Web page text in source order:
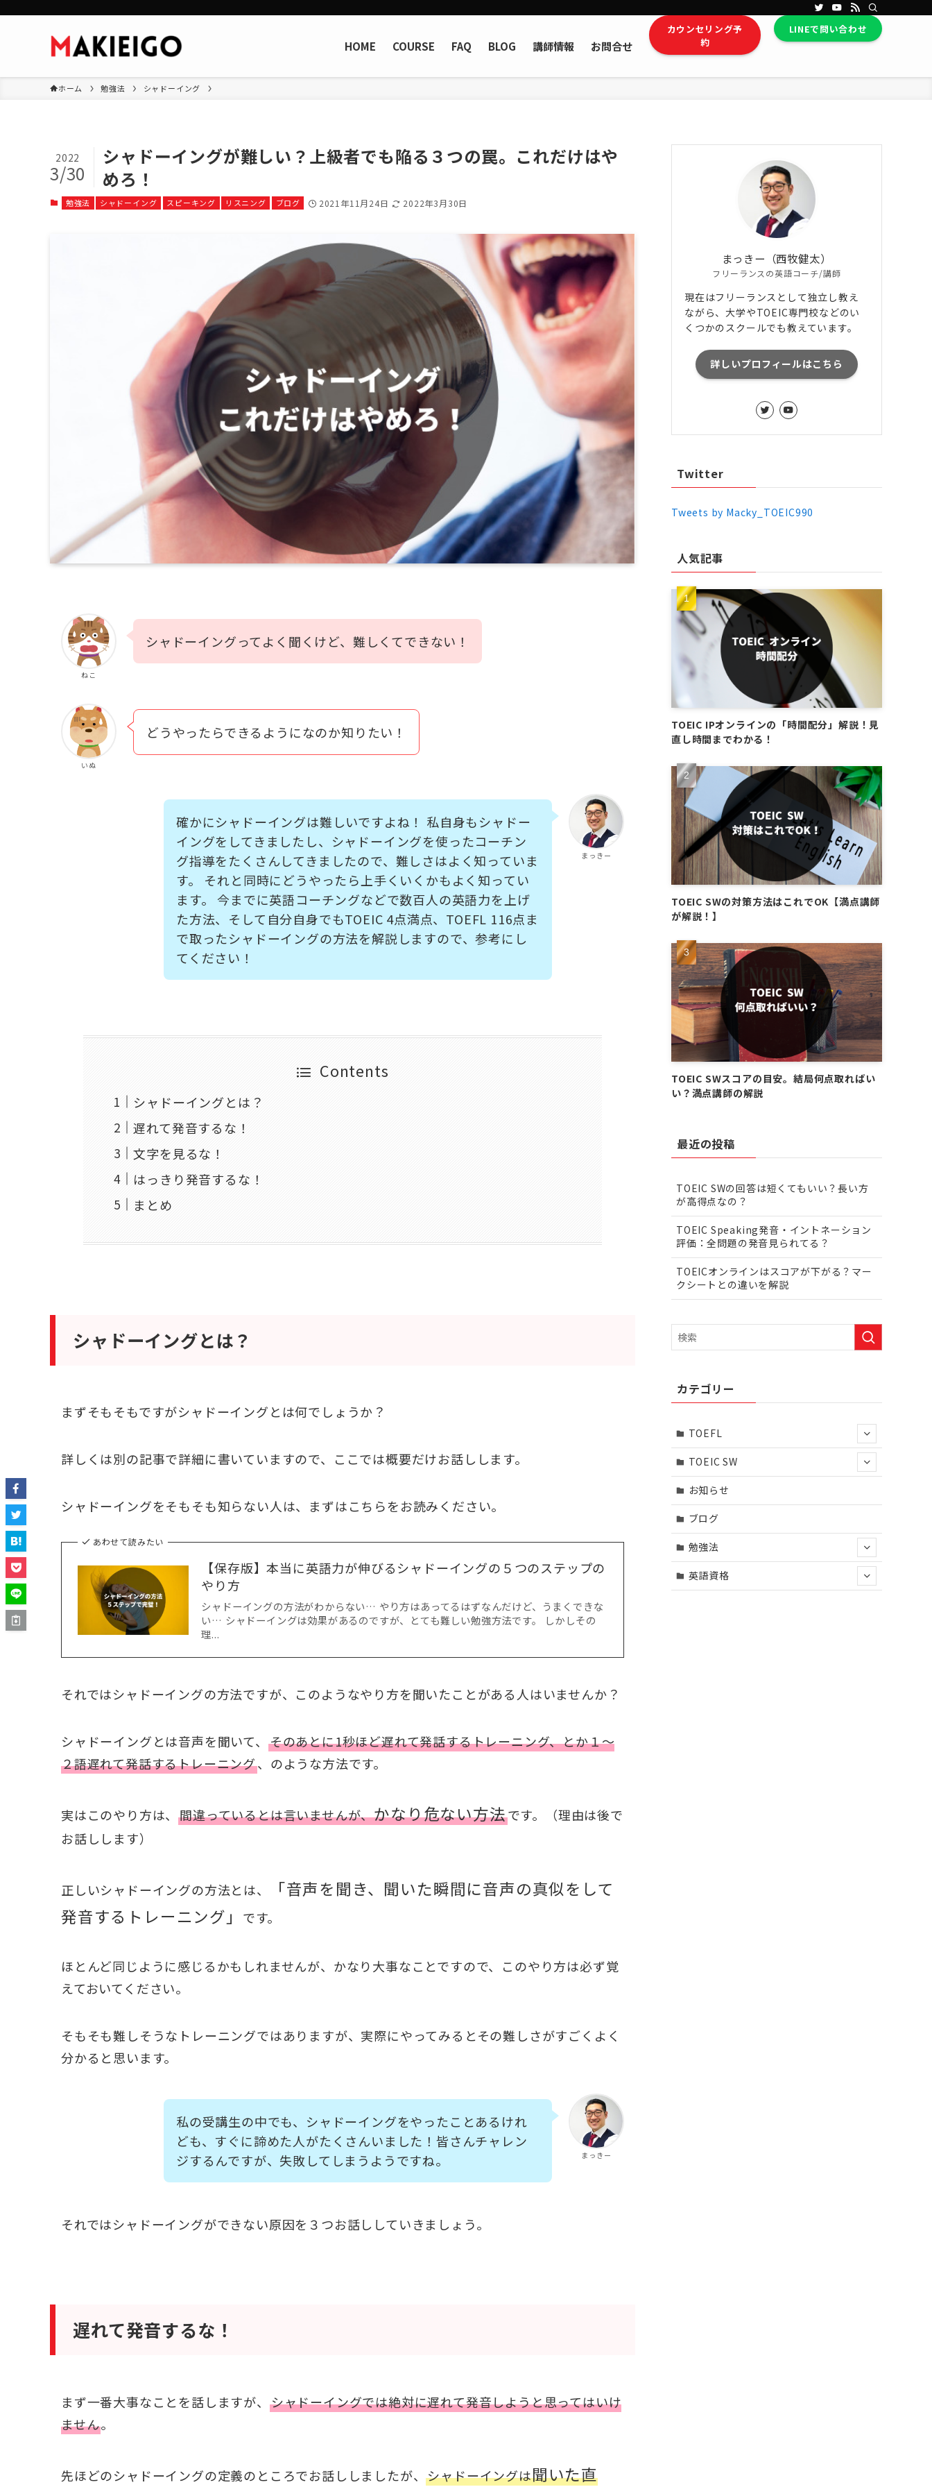
HOME COURSE FAQ BLOG 講師情報 お問合せ
カウンセリング予
約
LINEで問い合わせ
ホーム 勉強法 シャドーイング
シャドーイングが難しい？上級者でも陥る３つの罠。これだけはや
めろ！
2022
3/30
勉強法 シャドーイング スピーキング リスニング ブログ 2021年11月24日 2022年3月30日
ねこ
シャドーイングってよく聞くけど、難しくてできない！
いぬ
どうやったらできるようになのか知りたい！
まっきー
確かにシャドーイングは難しいですよね！ 私自身もシャドー
イングをしてきましたし、シャドーイングを使ったコーチン
グ指導をたくさんしてきましたので、難しさはよく知っていま
す。 それと同時にどうやったら上手くいくかもよく知ってい
ます。 今までに英語コーチングなどで数百人の英語力を上げ
た方法、そして自分自身でもTOEIC 4点満点、TOEFL 116点ま
で取ったシャドーイングの方法を解説しますので、参考にし
てください！
Contents
シャドーイングとは？
遅れて発音するな！
文字を見るな！
はっきり発音するな！
まとめ
シャドーイングとは？
まずそもそもですがシャドーイングとは何でしょうか？
詳しくは別の記事で詳細に書いていますので、ここでは概要だけお話しします。
シャドーイングをそもそも知らない人は、まずはこちらをお読みください。
あわせて読みたい
【保存版】本当に英語力が伸びるシャドーイングの５つのステップの
やり方
シャドーイングの方法がわからない… やり方はあってるはずなんだけど、うまくできな
い… シャドーイングは効果があるのですが、とても難しい勉強方法です。 しかしその
理...
それではシャドーイングの方法ですが、このようなやり方を聞いたことがある人はいませんか？
シャドーイングとは音声を聞いて、 そのあとに1秒ほど遅れて発話するトレーニング、とか１～
２語遅れて発話するトレーニング、のような方法です。
実はこのやり方は、間違っているとは言いませんが、かなり危ない方法です。（理由は後で
お話しします）
正しいシャドーイングの方法とは、
「音声を聞き、聞いた瞬間に音声の真似をして
発音するトレーニング」
です。
ほとんど同じように感じるかもしれませんが、かなり大事なことですので、このやり方は必ず覚
えておいてください。
そもそも難しそうなトレーニングではありますが、実際にやってみるとその難しさがすごくよく
分かると思います。
まっきー
私の受講生の中でも、シャドーイングをやったことあるけれ
ども、すぐに諦めた人がたくさんいました！皆さんチャレン
ジするんですが、失敗してしまうようですね。
それではシャドーイングができない原因を３つお話ししていきましょう。
遅れて発音するな！
まず一番大事なことを話しますが、 シャドーイングでは絶対に遅れて発音しようと思ってはいけ
ません。
先ほどのシャドーイングの定義のところでお話ししましたが、シャドーイングは聞いた直
まっきー（西牧健太）
フリーランスの英語コーチ/講師
現在はフリーランスとして独立し教え
ながら、大学やTOEIC専門校などのい
くつかのスクールでも教えています。
詳しいプロフィールはこちら
Twitter
Tweets by Macky_TOEIC990
人気記事
TOEIC IPオンラインの「時間配分」解説！見
直し時間までわかる！
TOEIC SWの対策方法はこれでOK【満点講師
が解説！】
TOEIC SWスコアの目安。結局何点取ればい
い？満点講師の解説
最近の投稿
TOEIC SWの回答は短くてもいい？長い方
が高得点なの？
TOEIC Speaking発音・イントネーション
評価：全問題の発音見られてる？
TOEICオンラインはスコアが下がる？マー
クシートとの違いを解説
カテゴリー
TOEFL
TOEIC SW
お知らせ
ブログ
勉強法
英語資格